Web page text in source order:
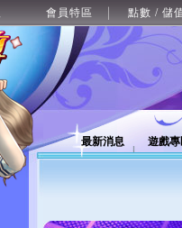
會員特區 點數 / 儲
最新消息 遊戲